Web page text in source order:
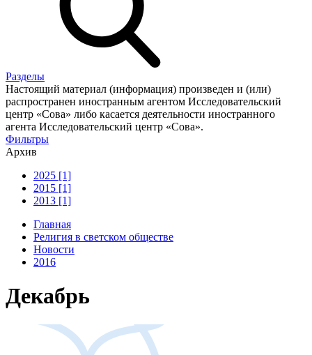
Разделы
Настоящий материал (информация) произведен и (или)
распространен иностранным агентом Исследовательский
центр «Сова» либо касается деятельности иностранного
агента Исследовательский центр «Сова».
Фильтры
Архив
2025 [1]
2015 [1]
2013 [1]
Главная
Религия в светском обществе
Новости
2016
Декабрь